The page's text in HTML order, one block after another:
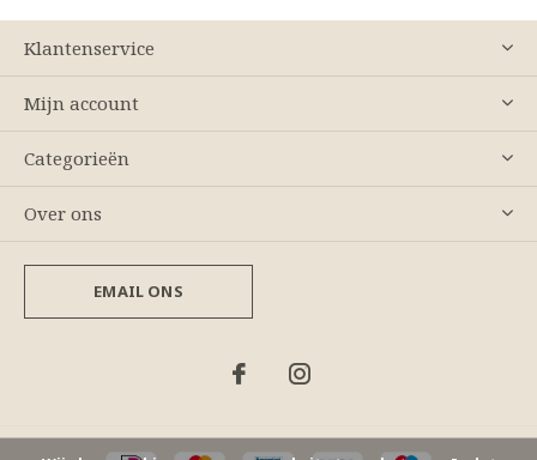
Klantenservice
Mijn account
Categorieën
Over ons
EMAIL ONS